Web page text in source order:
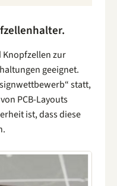
Knopfzellen zur
geeignet.
statt,
PCB-Layouts
ist, dass diese